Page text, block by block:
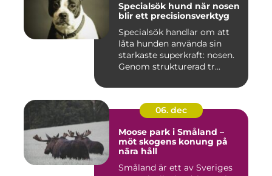
Specialsök hund när nosen
blir ett precisionsverktyg
Specialsök handlar om att
låta hunden använda sin
starkaste superkraft: nosen.
Genom strukturerad tr...
06. dec
Moose park i Småland –
möt skogens konung på
nära håll
Småland är ett av Sveriges